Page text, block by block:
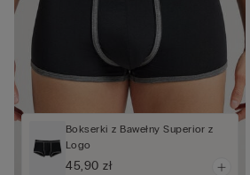
Bokserki z Bawełny Superior z
Logo
45,90 zł